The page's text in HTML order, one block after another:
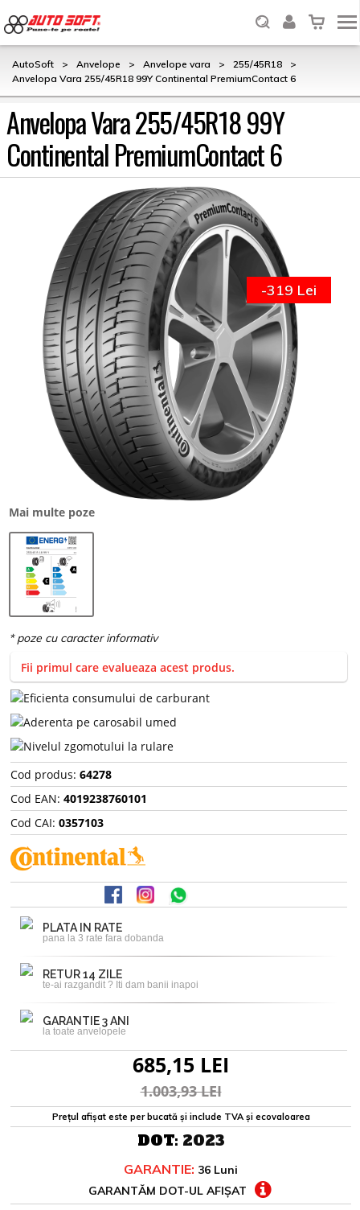
AutoSoft > Anvelope > Anvelope vara > 255/45R18
>
Anvelopa Vara 255/45R18 99Y Continental PremiumContact 6
Anvelopa Vara 255/45R18 99Y
Continental PremiumContact 6
Mai multe poze
-319 Lei
Fii primul care evalueaza acest produs.
Cod produs: 64278
Cod EAN: 4019238760101
Cod CAI: 0357103
PLATA IN RATE
pana la 3 rate fara dobanda
RETUR 14 ZILE
te-ai razgandit ? Iti dam banii inapoi
GARANTIE 3 ANI
la toate anvelopele
685,15 LEI
1.003,93 LEI
Prețul afișat este per bucată și include TVA și ecovaloarea
DOT: 2023
GARANTIE: 36 Luni
GARANTĂM DOT-UL AFIȘAT